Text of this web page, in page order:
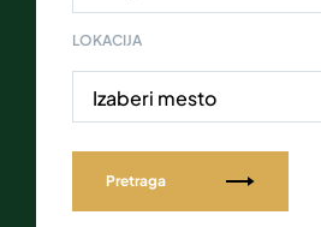
LOKACIJA
Izaberi mesto
Pretraga